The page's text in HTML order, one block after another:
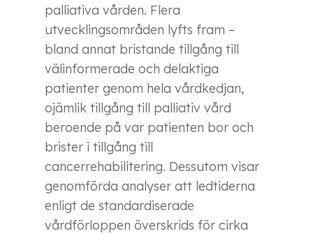
palliativa vården. Flera
utvecklingsområden lyfts fram –
bland annat bristande tillgång till
välinformerade och delaktiga
patienter genom hela vårdkedjan,
ojämlik tillgång till palliativ vård
beroende på var patienten bor och
brister i tillgång till
cancerrehabilitering. Dessutom visar
genomförda analyser att ledtiderna
enligt de standardiserade
vårdförloppen överskrids för cirka